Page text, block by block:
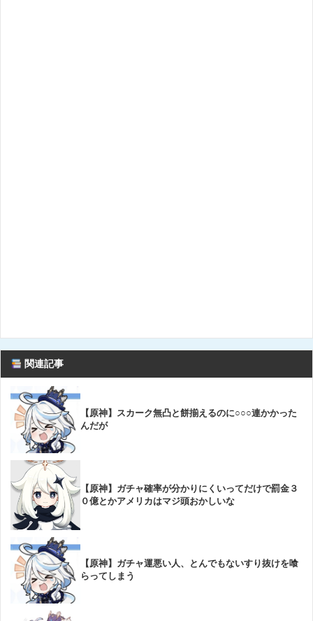
関連記事
【原神】スカーク無凸と餅揃えるのに○○○連かかった
んだが
【原神】ガチャ確率が分かりにくいってだけで罰金３
０億とかアメリカはマジ頭おかしいな
【原神】ガチャ運悪い人、とんでもないすり抜けを喰
らってしまう